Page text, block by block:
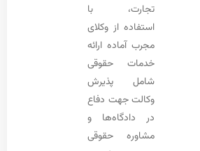
تجارت، با
استفاده از وکلای
مجرب آماده ارائه
خدمات حقوقی
شامل پذیرش
وکالت جهت دفاع
در دادگاه‌ها و
مشاوره حقوقی